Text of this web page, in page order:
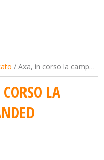
/ Axa, in corso la campagna di "branded entertainment"
LA